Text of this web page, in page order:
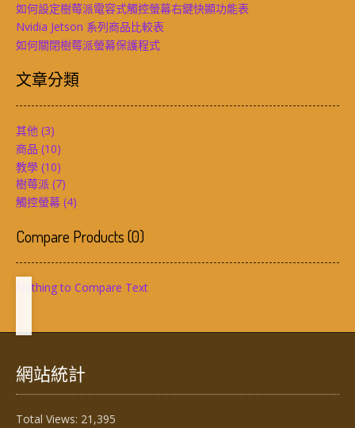
如何設定樹莓派電容式觸控螢幕右鍵快顯功能表
Nvidia Jetson 系列商品比較表
如何關閉樹莓派螢幕保護程式
文章分類
其他 (3)
商品 (10)
教學 (10)
樹莓派 (7)
觸控螢幕 (4)
Compare Products(0)
Nothing to Compare Text
網站統計
Total Views: 21,395